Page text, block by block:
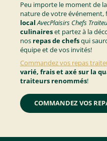
Peu importe le moment de
nature de votre événement,
local AvecPlaisirs Chefs
culinaireset partez à la
nos repas de chefsqui
équipe et de vos invités!
Commandez vos repas
varié, frais et axé sur la
traiteurs renommés!
COMMANDEZ VOS